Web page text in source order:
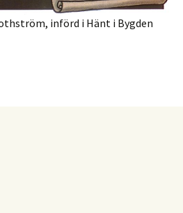
införd i Hänt i Bygden